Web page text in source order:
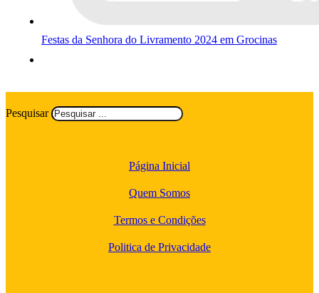
Festas da Senhora do Livramento 2024 em Grocinas
Pesquisar
Página Inicial
Quem Somos
Termos e Condições
Politica de Privacidade